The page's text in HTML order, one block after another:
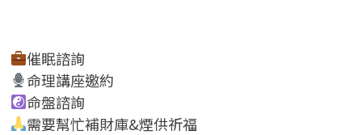
催眠諮詢
命理講座邀約
命盤諮詢
需要幫忙補財庫&煙供祈福